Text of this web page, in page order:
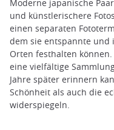
Moderne japanische
und künstlerischere
einen separaten
dem sie entspannte und
Orten festhalten
eine vielfältige
Jahre später erinnern
Schönheit als auch die
widerspiegeln.